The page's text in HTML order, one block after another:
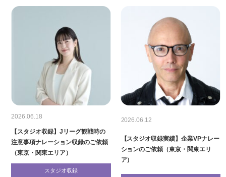
2026.06.18
【スタジオ収録】Jリーグ観戦時の
注意事項ナレーション収録のご依頼
（東京・関東エリア）
スタジオ収録
2026.06.12
【スタジオ収録実績】企業VPナレー
ションのご依頼（東京・関東エリ
ア）